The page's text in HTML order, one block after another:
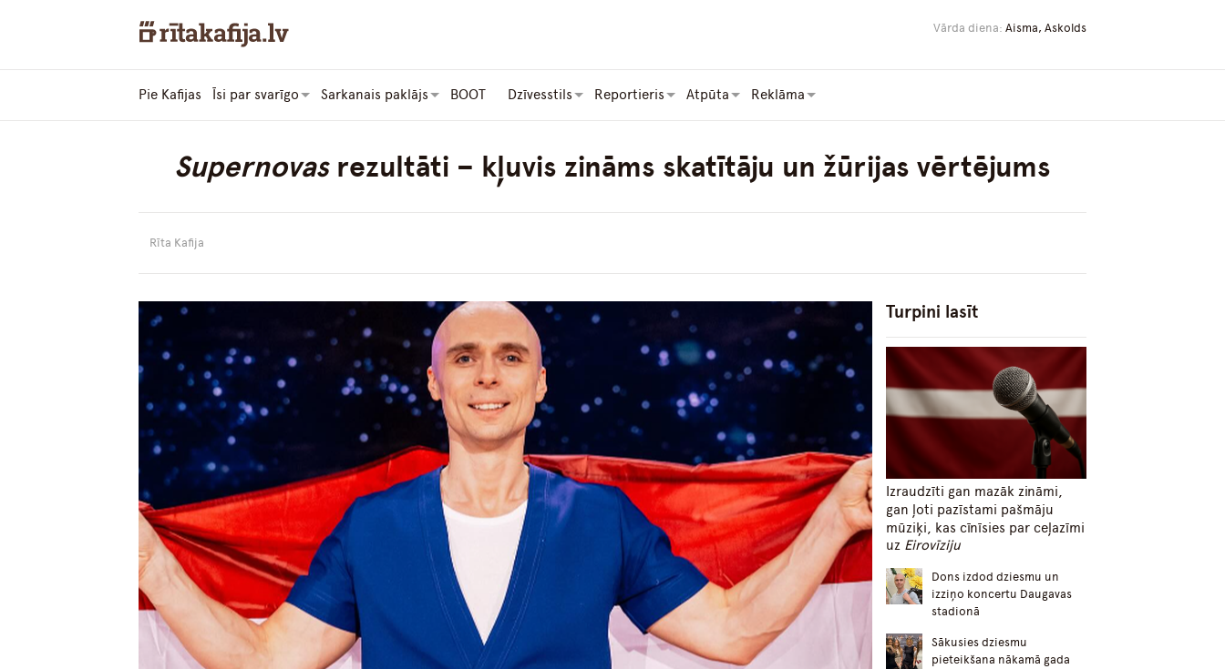
Vārda diena: Aisma, Askolds
Pie Kafijas Īsi par svarīgo Sarkanais paklājs BOOT Dzīvesstils Reportieris Atpūta Reklāma
Supernovasrezultāti – kļuvis zināms skatītāju un žūrijas vērtējums
Rīta Kafija
Turpini lasīt
Izraudzīti gan mazāk zināmi,
gan ļoti pazīstami pašmāju
mūziķi, kas cīnīsies par ceļazīmi
uz Eirovīziju
Dons izdod dziesmu un
izziņo koncertu Daugavas
stadionā
Sākusies dziesmu
pieteikšana nākamā gada